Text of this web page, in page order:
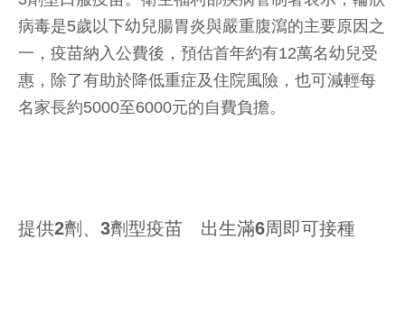
病毒是5歲以下幼兒腸胃炎與嚴重腹瀉的主要原因之
一，疫苗納入公費後，預估首年約有12萬名幼兒受
惠，除了有助於降低重症及住院風險，也可減輕每
名家長約5000至6000元的自費負擔。
提供2劑、3劑型疫苗 出生滿6周即可接種